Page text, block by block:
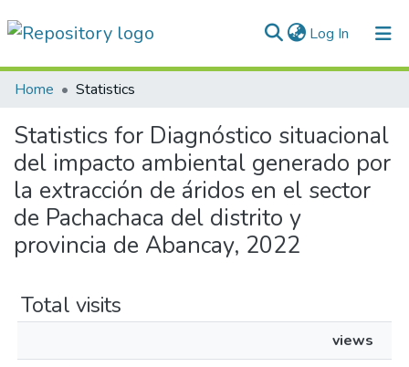
Log In (current)
Communities & Collections
All of DSpace
Normativas
Home Statistics
Statistics for Diagnóstico situacional
del impacto ambiental generado por
la extracción de áridos en el sector
de Pachachaca del distrito y
provincia de Abancay, 2022
Total visits
views